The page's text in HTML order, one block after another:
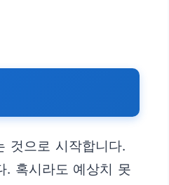
것으로 시작합니다.
. 혹시라도 예상치 못